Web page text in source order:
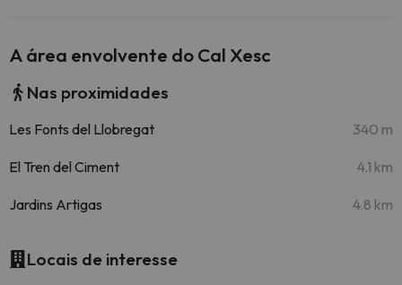
A área envolvente do Cal Xesc
Nas proximidades
Les Fonts del Llobregat 340 m
El Tren del Ciment 4.1 km
Jardins Artigas 4.8 km
Locais de interesse